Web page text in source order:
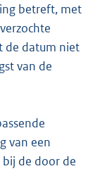
betreft, met
de datum niet
van de
van een
de door de